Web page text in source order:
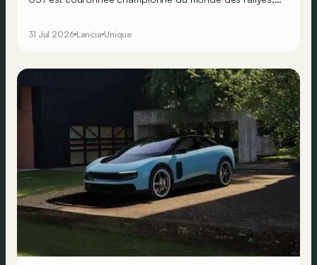
résoudre à la transmission intégrale… Ne faisant
transalpin développe alors une bien curieuse berline : la
31 Jul 2026 Lancia Unique